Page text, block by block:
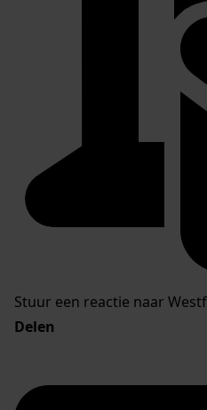
Stuur een reactie naar
Delen